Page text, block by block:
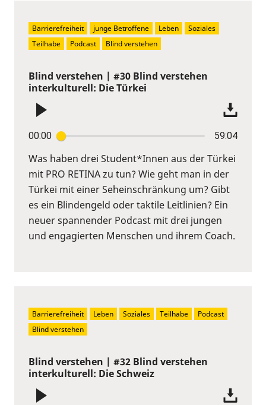
Blind verstehen | #30 Blind verstehen
interkulturell: Die Türkei
00:00 59:04
Was haben drei Student*Innen aus der Türkei
mit PRO RETINA zu tun? Wie geht man in der
Türkei mit einer Seheinschränkung um? Gibt
es ein Blindengeld oder taktile Leitlinien? Ein
neuer spannender Podcast mit drei jungen
und engagierten Menschen und ihrem Coach.
Barrierefreiheit junge Betroffene Leben
Soziales
Teilhabe
Podcast Blind verstehen
Blind verstehen | #32 Blind verstehen
interkulturell: Die Schweiz
Barrierefreiheit Leben Soziales Teilhabe
Podcast
Blind verstehen